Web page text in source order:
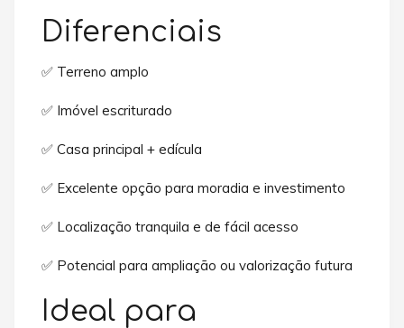
Diferenciais
✅ Terreno amplo
✅ Imóvel escriturado
✅ Casa principal + edícula
✅ Excelente opção para moradia e investimento
✅ Localização tranquila e de fácil acesso
✅ Potencial para ampliação ou valorização futura
Ideal para